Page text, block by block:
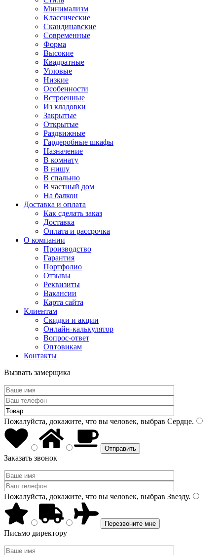
Минимализм
Классические
Скандинавские
Современные
Форма
Высокие
Квадратные
Угловые
Низкие
Особенности
Встроенные
Из кладовки
Закрытые
Открытые
Раздвижные
Гардеробные шкафы
Назначение
В комнату
В нишу
В спальню
В частный дом
На балкон
Доставка и оплата
Как сделать заказ
Доставка
Оплата и рассрочка
О компании
Производство
Гарантия
Портфолио
Отзывы
Реквизиты
Вакансии
Карта сайта
Клиентам
Скидки и акции
Онлайн-калькулятор
Вопрос-ответ
Оптовикам
Контакты
Вызвать замерщика
Пожалуйста, докажите, что вы человек, выбрав Сердце.
Заказать звонок
Пожалуйста, докажите, что вы человек, выбрав Звезду.
Письмо директору